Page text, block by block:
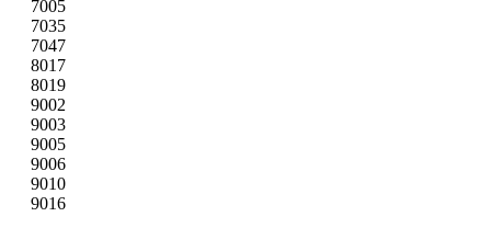
7005
7035
7047
8017
8019
9002
9003
9005
9006
9010
9016